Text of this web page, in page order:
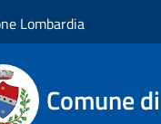
Lombardia
Comune